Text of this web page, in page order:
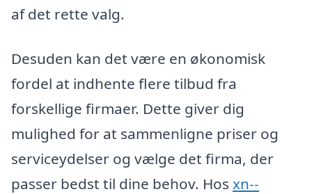
af det rette valg.
Desuden kan det være en økonomisk
fordel at indhente flere tilbud fra
forskellige firmaer. Dette giver dig
mulighed for at sammenligne priser og
serviceydelser og vælge det firma, der
passer bedst til dine behov. Hos xn--